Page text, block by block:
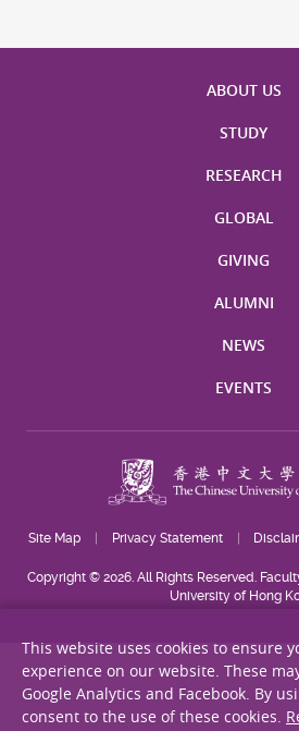
ABOUT US
STUDY
RESEARCH
GLOBAL
GIVING
ALUMNI
NEWS
EVENTS
Site Map Privacy Statement
Copyright © 2026. All Rights Reserved.
University of Hong
This website uses cookies to ensure
experience on our website. These
Google Analytics and Facebook. By
consent to the use of these cookies.